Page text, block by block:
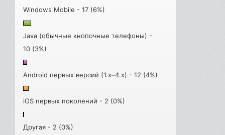
Windows Mobile - 17 (6%)
Java (обычные кнопочные телефоны) -
10 (3%)
Android первых версий (1.x–4.x) - 12 (4%)
iOS первых поколений - 2 (0%)
Другая - 2 (0%)